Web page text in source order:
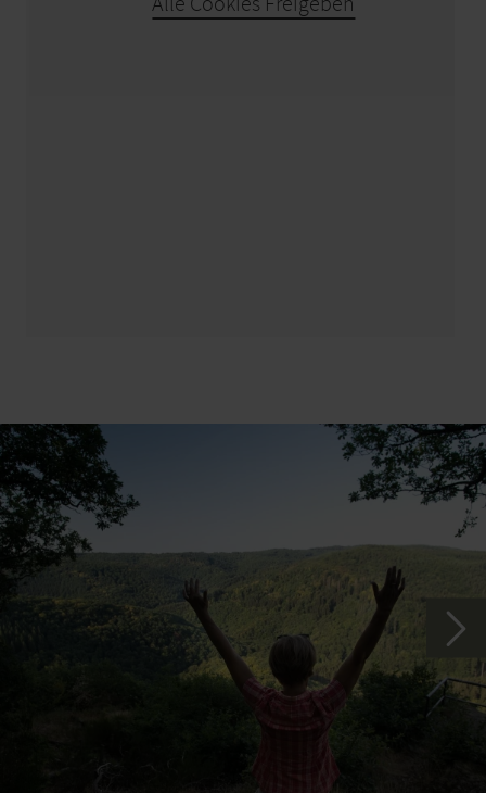
automatisch der richtige Weg in der App. Durch